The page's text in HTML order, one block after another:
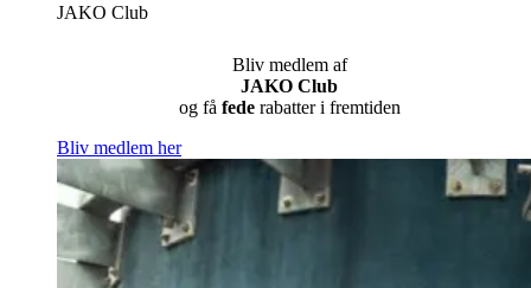
JAKO Club
Bliv medlem af
JAKO Club
og få federabatter i fremtiden
Bliv medlem her